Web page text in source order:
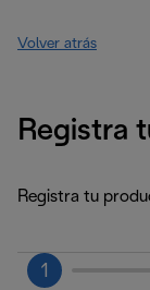
Volver atrás
Registra
Registra tu
1